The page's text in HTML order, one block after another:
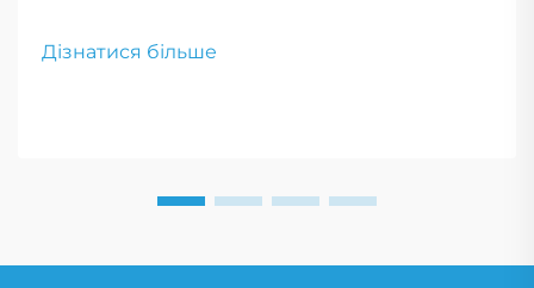
неперевершену довговічність і надійність.
Дізнатися більше